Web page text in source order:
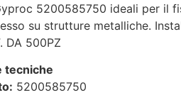
5200585750 ideali per il
su strutture metalliche.
DA 500PZ
tecniche
5200585750